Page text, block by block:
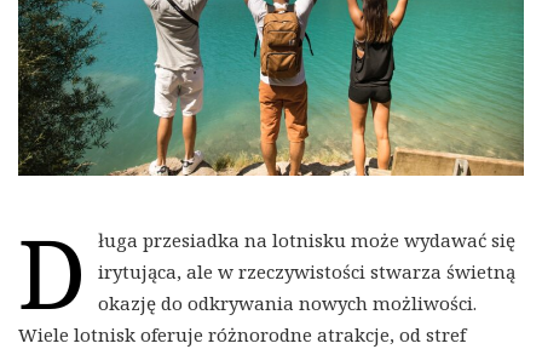
D
ługa przesiadka na lotnisku może wydawać się
irytująca, ale w rzeczywistości stwarza świetną
okazję do odkrywania nowych możliwości.
Wiele lotnisk oferuje różnorodne atrakcje, od stref